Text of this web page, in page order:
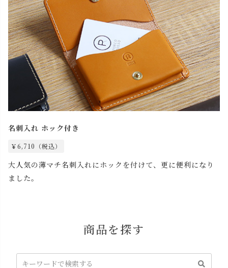
名刺入れ ホック付き
￥6,710（税込）
大人気の薄マチ名刺入れにホックを付けて、更に便利になり
ました。
商品を探す